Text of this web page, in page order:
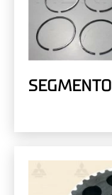
SEGMENTO